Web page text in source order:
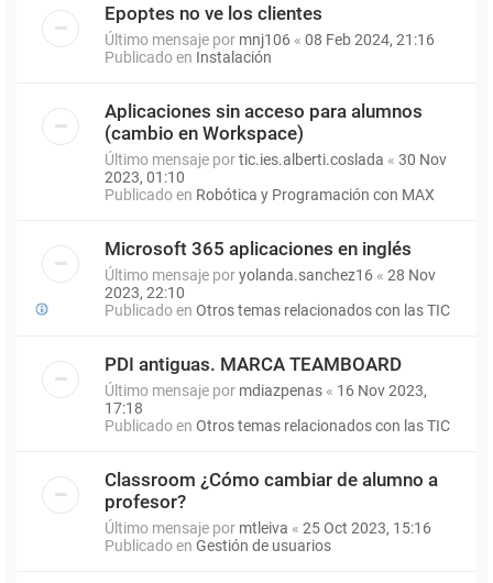
Epoptes no ve los clientes
Último mensaje por mnj106 « 08 Feb 2024, 21:16
Publicado en Instalación
Aplicaciones sin acceso para alumnos
(cambio en Workspace)
Último mensaje portic.ies.alberti.coslada « 30 Nov
2023, 01:10
Publicado en Robótica y Programación con MAX
Microsoft 365 aplicaciones en inglés
Último mensaje poryolanda.sanchez16 « 28 Nov
2023, 22:10
Publicado en Otros temas relacionados con las TIC
PDI antiguas. MARCA TEAMBOARD
Último mensaje por mdiazpenas « 16 Nov 2023,
17:18
Publicado en Otros temas relacionados con las TIC
Classroom ¿Cómo cambiar de alumno a
profesor?
Último mensaje por mtleiva « 25 Oct 2023, 15:16
Publicado en Gestión de usuarios